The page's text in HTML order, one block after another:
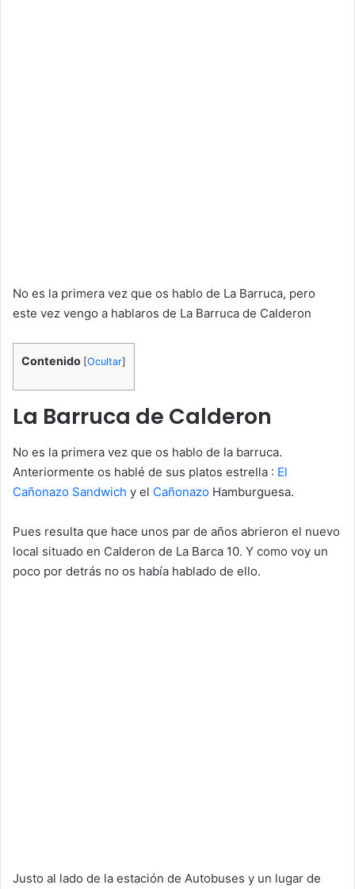
No es la primera vez que os hablo de La Barruca, pero
este vez vengo a hablaros de La Barruca de Calderon
Contenido [Ocultar]
La Barruca de Calderon
No es la primera vez que os hablo de la barruca.
Anteriormente os hablé de sus platos estrella : El
Cañonazo Sandwich y el Cañonazo Hamburguesa.
Pues resulta que hace unos par de años abrieron el nuevo
local situado en Calderon de La Barca 10. Y como voy un
poco por detrás no os había hablado de ello.
Justo al lado de la estación de Autobuses y un lugar de